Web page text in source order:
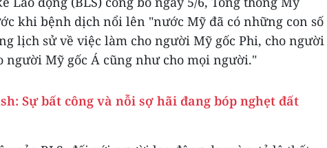
khi bệnh dịch nổi lên "nước Mỹ đã có những con số
lịch sử về việc làm cho người Mỹ gốc Phi, cho người
người Mỹ gốc Á cũng như cho mọi người."
Sự bất công và nỗi sợ hãi đang bóp nghẹt đất